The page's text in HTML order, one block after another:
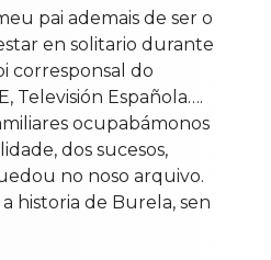
pai ademais de ser o
en solitario durante
corresponsal do
Televisión Española….
ocupabámonos
dos sucesos,
no noso arquivo.
historia de Burela, sen